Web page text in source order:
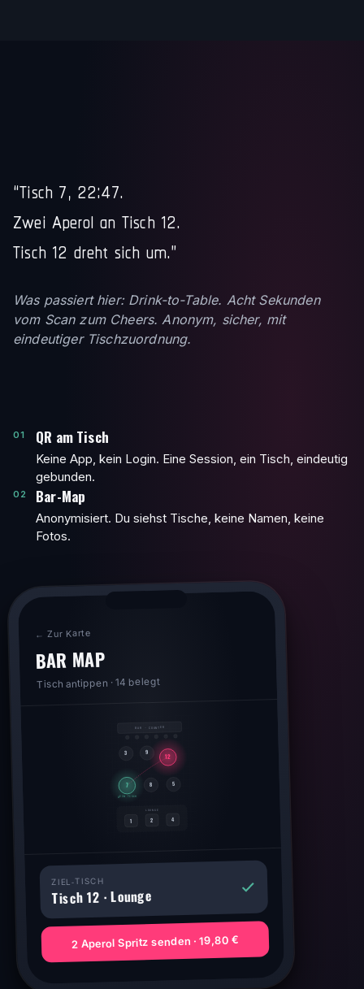
“Tisch 7, 22:47.
Zwei Aperol an Tisch 12.
Tisch 12 dreht sich um.”
Was passiert hier: Drink-to-Table. Acht Sekunden
vom Scan zum Cheers. Anonym, sicher, mit
eindeutiger Tischzuordnung.
01 QR am Tisch
Keine App, kein Login. Eine Session, ein Tisch, eindeutig
gebunden.
02 Bar-Map
Anonymisiert. Du siehst Tische, keine Namen, keine
Fotos.
← Zur Karte
BAR MAP
Tisch antippen · 14 belegt
BAR · COUNTER
3 9
12
7
DEIN TISCH
8 5
LOUNGE
1 2 4
ZIEL‑TISCH
Tisch 12 · Lounge
2 Aperol Spritz senden · 19,80 €